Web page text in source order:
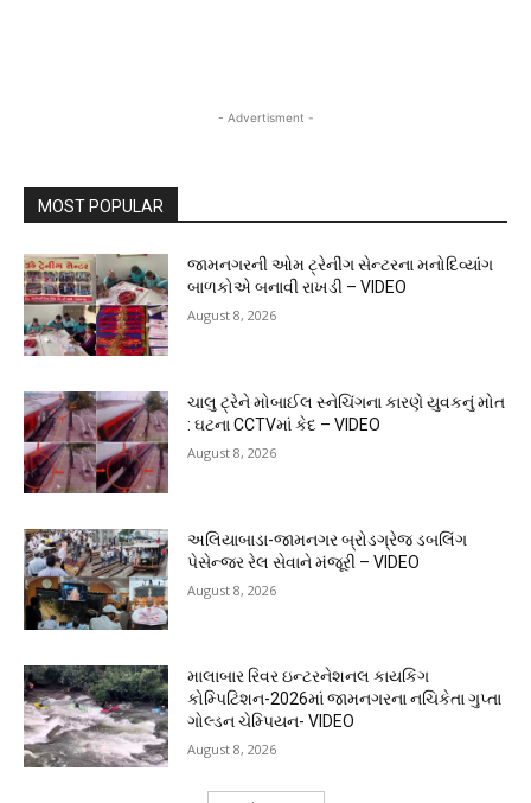
- Advertisment -
MOST POPULAR
જામનગરની ઓમ ટ્રેનીંગ સેન્ટરના મનોદિવ્યાંગ
બાળકોએ બનાવી રાખડી – VIDEO
August 8, 2026
ચાલુ ટ્રેને મોબાઈલ સ્નેચિંગના કારણે યુવકનું મોત
: ઘટના CCTVમાં કેદ – VIDEO
August 8, 2026
અલિયાબાડા-જામનગર બ્રોડગ્રેજ ડબલિંગ
પેસેન્જર રેલ સેવાને મંજૂરી – VIDEO
August 8, 2026
માલાબાર રિવર ઇન્ટરનેશનલ કાયકિંગ
કોમ્પિટિશન-2026માં જામનગરના નચિકેતા ગુપ્તા
ગોલ્ડન ચેમ્પિયન- VIDEO
August 8, 2026